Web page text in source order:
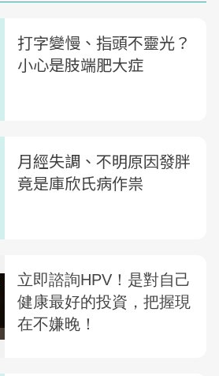
打字變慢、指頭不靈光？
小心是肢端肥大症
月經失調、不明原因發胖
竟是庫欣氏病作祟